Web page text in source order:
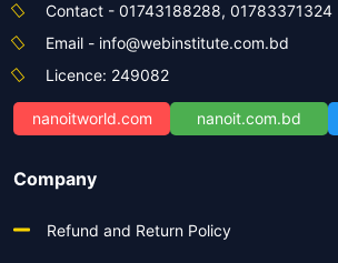
Contact - 01743188288, 01783371324
Email - info@webinstitute.com.bd
Licence: 249082
nanoitworld.com nanoit.com.bd
Company
Refund and Return Policy